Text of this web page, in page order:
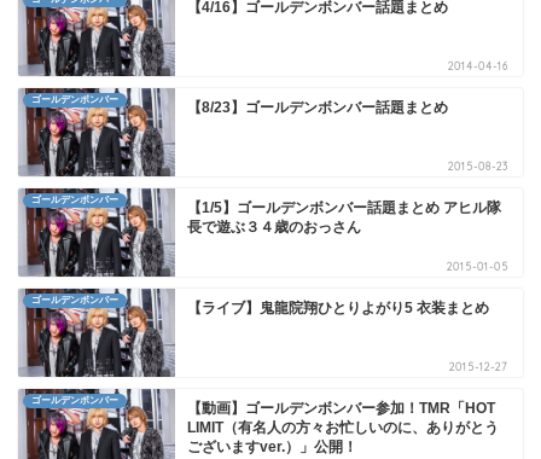
【4/16】ゴールデンボンバー話題まとめ
2014-04-16
ゴールデンボンバー 【8/23】ゴールデンボンバー話題まとめ
2015-08-23
ゴールデンボンバー
【1/5】ゴールデンボンバー話題まとめ アヒル隊
長で遊ぶ３４歳のおっさん
2015-01-05
ゴールデンボンバー 【ライブ】鬼龍院翔ひとりよがり5 衣装まとめ
2015-12-27
ゴールデンボンバー
【動画】ゴールデンボンバー参加！TMR「HOT
LIMIT（有名人の方々お忙しいのに、ありがとう
ございますver.）」公開！